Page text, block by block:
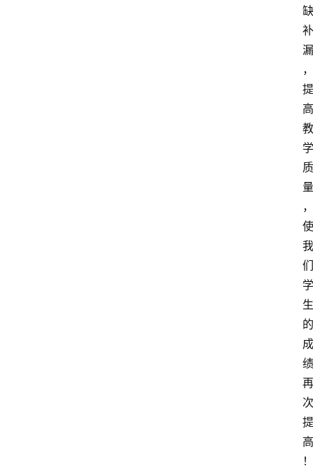
缺
补
漏
，
提
高
教
学
质
量
，
使
我
们
学
生
的
成
绩
再
次
提
高
！